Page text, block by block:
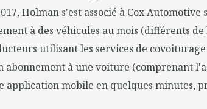
Holman s'est associé à Cox Automotive
à des véhicules au mois (différents
utilisant les services de
à une voiture (comprenant
application mobile en quelques minutes,